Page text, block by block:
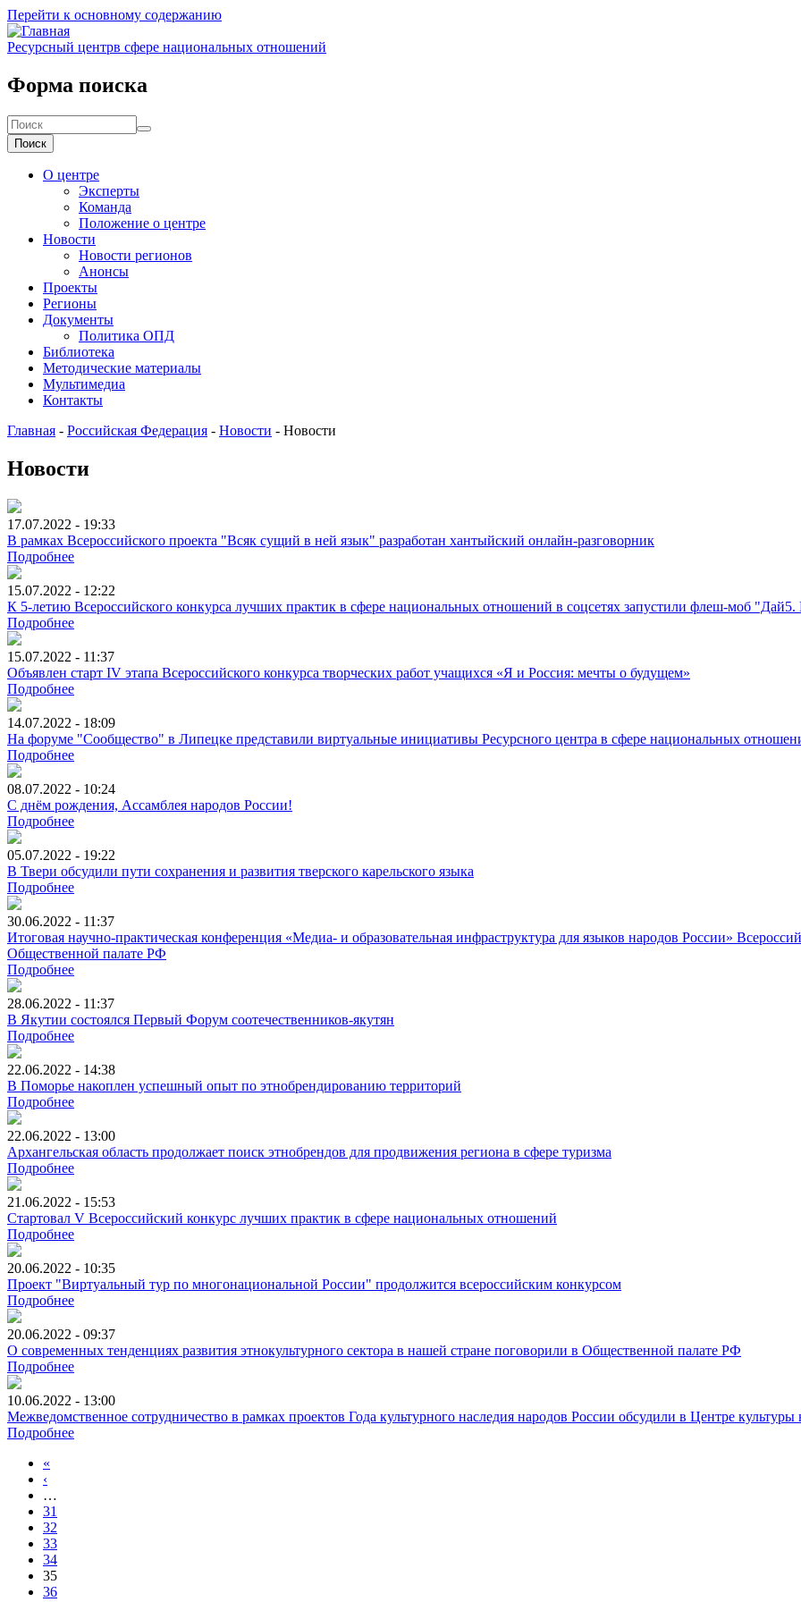
Перейти к основному содержанию
Ресурсный центрв сфере национальных отношений
Форма поиска
Поиск
О центре
Эксперты
Команда
Положение о центре
Новости
Новости регионов
Анонсы
Проекты
Регионы
Документы
Политика ОПД
Библиотека
Методические материалы
Мультимедиа
Контакты
Главная - Российская Федерация - Новости - Новости
Новости
17.07.2022 - 19:33
В рамках Всероссийского проекта "Всяк сущий в ней язык" разработан хантыйский онлайн-разговорник
Подробнее
15.07.2022 - 12:22
К 5-летию Всероссийского конкурса лучших практик в сфере национальных отношений в соцсетях запустили флеш-моб "Дай5.
Подробнее
15.07.2022 - 11:37
Объявлен старт IV этапа Всероссийского конкурса творческих работ учащихся «Я и Россия: мечты о будущем»
Подробнее
14.07.2022 - 18:09
На форуме "Сообщество" в Липецке представили виртуальные инициативы Ресурсного центра в сфере национальных
Подробнее
08.07.2022 - 10:24
С днём рождения, Ассамблея народов России!
Подробнее
05.07.2022 - 19:22
В Твери обсудили пути сохранения и развития тверского карельского языка
Подробнее
30.06.2022 - 11:37
Итоговая научно-практическая конференция «Медиа- и образовательная инфраструктура для языков народов России»
Общественной палате РФ
Подробнее
28.06.2022 - 11:37
В Якутии состоялся Первый Форум соотечественников-якутян
Подробнее
22.06.2022 - 14:38
В Поморье накоплен успешный опыт по этнобрендированию территорий
Подробнее
22.06.2022 - 13:00
Архангельская область продолжает поиск этнобрендов для продвижения региона в сфере туризма
Подробнее
21.06.2022 - 15:53
Стартовал V Всероссийский конкурс лучших практик в сфере национальных отношений
Подробнее
20.06.2022 - 10:35
Проект "Виртуальный тур по многонациональной России" продолжится всероссийским конкурсом
Подробнее
20.06.2022 - 09:37
О современных тенденциях развития этнокультурного сектора в нашей стране поговорили в Общественной палате РФ
Подробнее
10.06.2022 - 13:00
Межведомственное сотрудничество в рамках проектов Года культурного наследия народов России обсудили в Центре культуры
Подробнее
«
‹
…
31
32
33
34
35
36